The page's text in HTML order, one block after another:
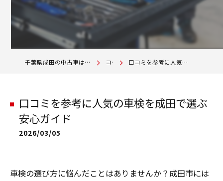
千葉県成田の中古車は有限会社石毛石油 成田大清水SS コラム 口コミを参考に人気の車検を成田で選ぶ安心ガイド
口コミを参考に人気の車検を成田で選ぶ
安心ガイド
2026/03/05
車検の選び方に悩んだことはありませんか？成田市には